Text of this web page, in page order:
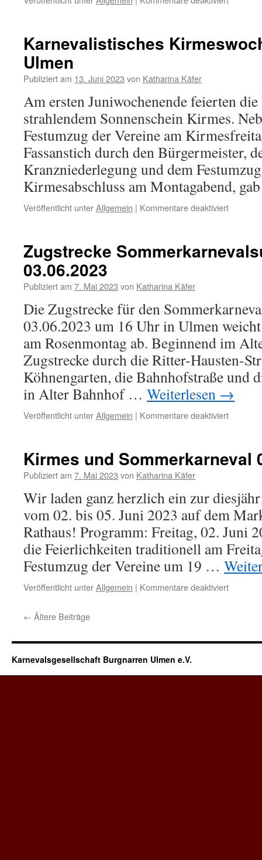
am
Karnevalistisches
Ulmen
Publiziert am 13. Juni 2023 von Katharina Käfer
Am ersten Juniwochenende feierten
strahlendem Sonnenschein Kirmes.
Festumzug der Vereine am
Fassanstich durch den Bürgermeister,
Kranzniederlegung und dem
Kirmesabschluss am Montagabend,
Veröffentlicht unterAllgemein | Kommentare deaktiviertfür
Ulmen
Zugstrecke
03.06.2023
Publiziert am 7. Mai 2023 von Katharina Käfer
Die Zugstrecke für den
03.06.2023 um 16 Uhr in Ulmen
am Rosenmontag ab. Beginnend im
Zugstrecke durch die Ritter-Hausten-
Köhnengarten, die Bahnhofstraße und
in Alter Bahnhof … Weiterlesen →
Veröffentlicht unterAllgemein | Kommentare deaktiviertfür
Kirmes und Sommerkarneval
Publiziert am 7. Mai 2023 von Katharina Käfer
Wir laden ganz herzlich ein zur
vom 02. bis 05. Juni 2023 auf dem
Rathaus! Programm: Freitag, 02. Juni
die Feierlichkeiten traditionell am
Festumzug der Vereine um 19 …
Veröffentlicht unterAllgemein | Kommentare deaktiviertfür
← Ältere Beiträge
Karnevalsgesellschaft Burgnarren Ulmen e.V.